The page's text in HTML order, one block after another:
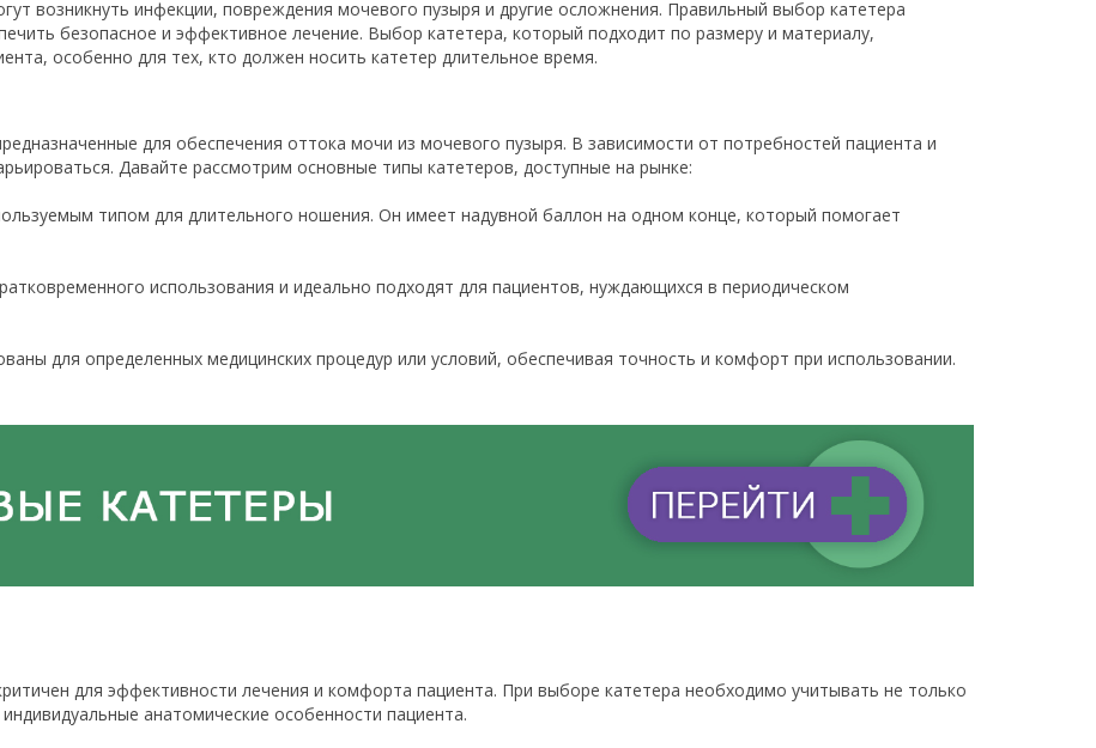
возникнуть инфекции, повреждения мочевого пузыря и другие осложнения. Правильный выбор катетера
безопасное и эффективное лечение. Выбор катетера, который подходит по размеру и материалу,
особенно для тех, кто должен носить катетер длительное время.
для обеспечения оттока мочи из мочевого пузыря. В зависимости от потребностей пациента и
Давайте рассмотрим основные типы катетеров, доступные на рынке:
типом для длительного ношения. Он имеет надувной баллон на одном конце, который помогает
использования и идеально подходят для пациентов, нуждающихся в периодическом
для определенных медицинских процедур или условий, обеспечивая точность и комфорт при использовании.
для эффективности лечения и комфорта пациента. При выборе катетера необходимо учитывать не только
анатомические особенности пациента.